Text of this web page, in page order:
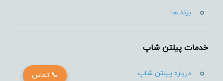
برند ها
خدمات پیلتن شاپ
درباره پیلتن شاپ
📞 تماس